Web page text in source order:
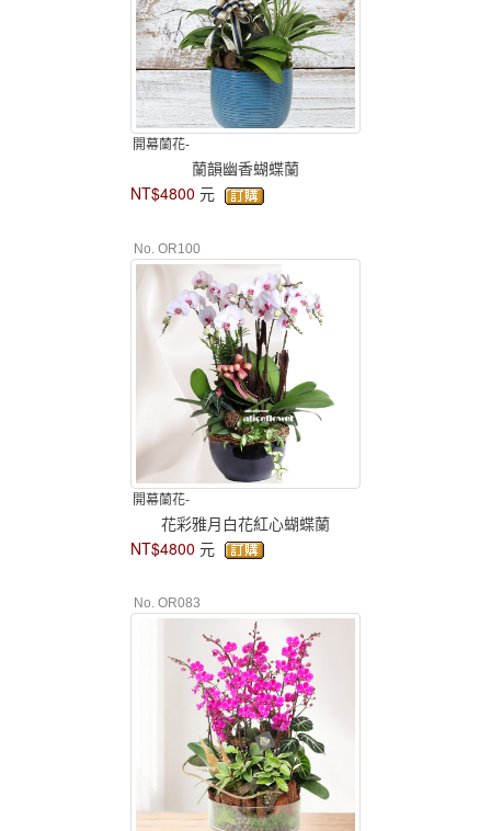
開幕蘭花-
蘭韻幽香蝴蝶蘭
NT$4800 元
No. OR100
開幕蘭花-
花彩雅月白花紅心蝴蝶蘭
NT$4800 元
No. OR083